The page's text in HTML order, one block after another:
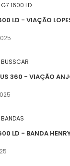
G7 1600 LD
LD - VIAÇÃO
BUSSCAR
360 - VIAÇÃO
BANDAS
LD - BANDA